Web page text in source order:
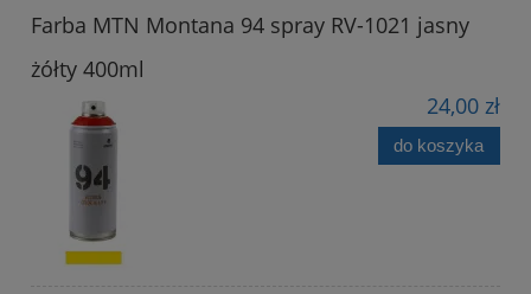
Farba MTN Montana 94 spray RV-1021 jasny
żółty 400ml
24,00 zł
do koszyka